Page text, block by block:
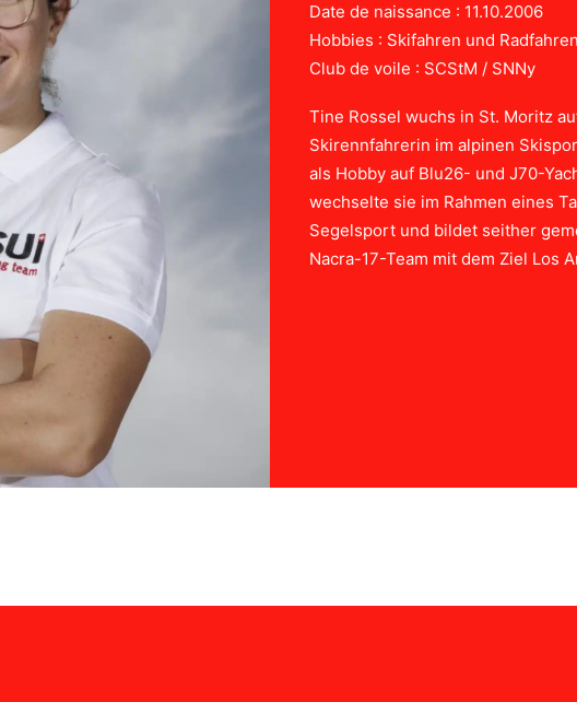
Date de naissance : 11.10.2006
Hobbies : Skifahren und Radfahren
Club de voile : SCStM / SNNy
Tine Rossel wuchs in St. Moritz
Skirennfahrerin im alpinen
als Hobby auf Blu26- und J70-
wechselte sie im Rahmen eines
Segelsport und bildet seither
Nacra-17-Team mit dem Ziel Los